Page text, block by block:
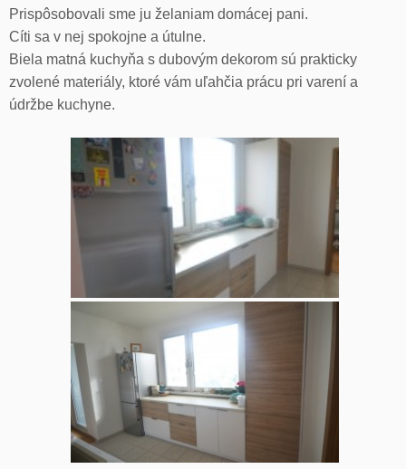
Prispôsobovali sme ju želaniam domácej pani.
Cíti sa v nej spokojne a útulne.
Biela matná kuchyňa s dubovým dekorom sú prakticky
zvolené materiály, ktoré vám uľahčia prácu pri varení a
údržbe kuchyne.